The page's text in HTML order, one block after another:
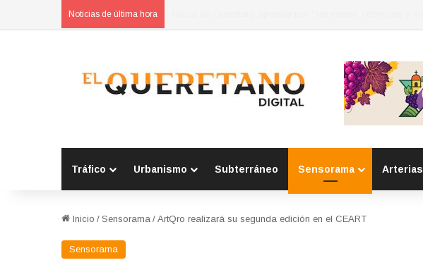
Noticias de última hora
Tráfico Urbanismo Subterráneo Sensorama Arterias
Inicio / Sensorama / ArtQro realizará su segunda edición en el CEART
Sensorama